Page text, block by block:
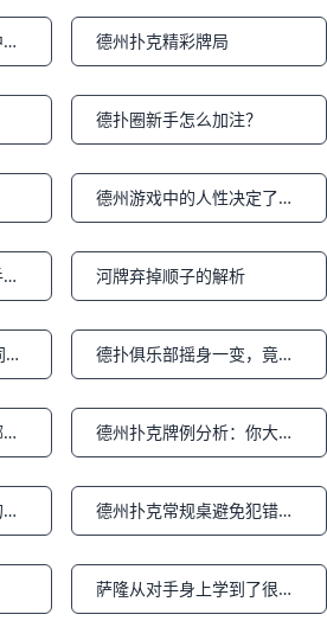
怎么玩好同花？追花和中花的策略 Notifications
德州扑克精彩牌局
Notifications
德扑圈新手怎么加注？
Notifications 德州游戏中的人性决定了这个游戏的胜负
牌局分析：如何游戏这手同花65？ Notifications
河牌弃掉顺子的解析
为什么同花54往往好于同花98？ Notifications 德扑俱乐部摇身一变，竟成地下黑场，涉案金额近千万元！
德州扑克的摊牌会暴露哪些有效信息 Notifications 德州扑克牌例分析：你大获全胜，但你不一定打对了
玩德州扑克不光是智商的事，还要专注再专注！（上篇） Notifications 德州扑克常规桌避免犯错的八个技巧
Notifications 萨隆从对手身上学到了很多知识